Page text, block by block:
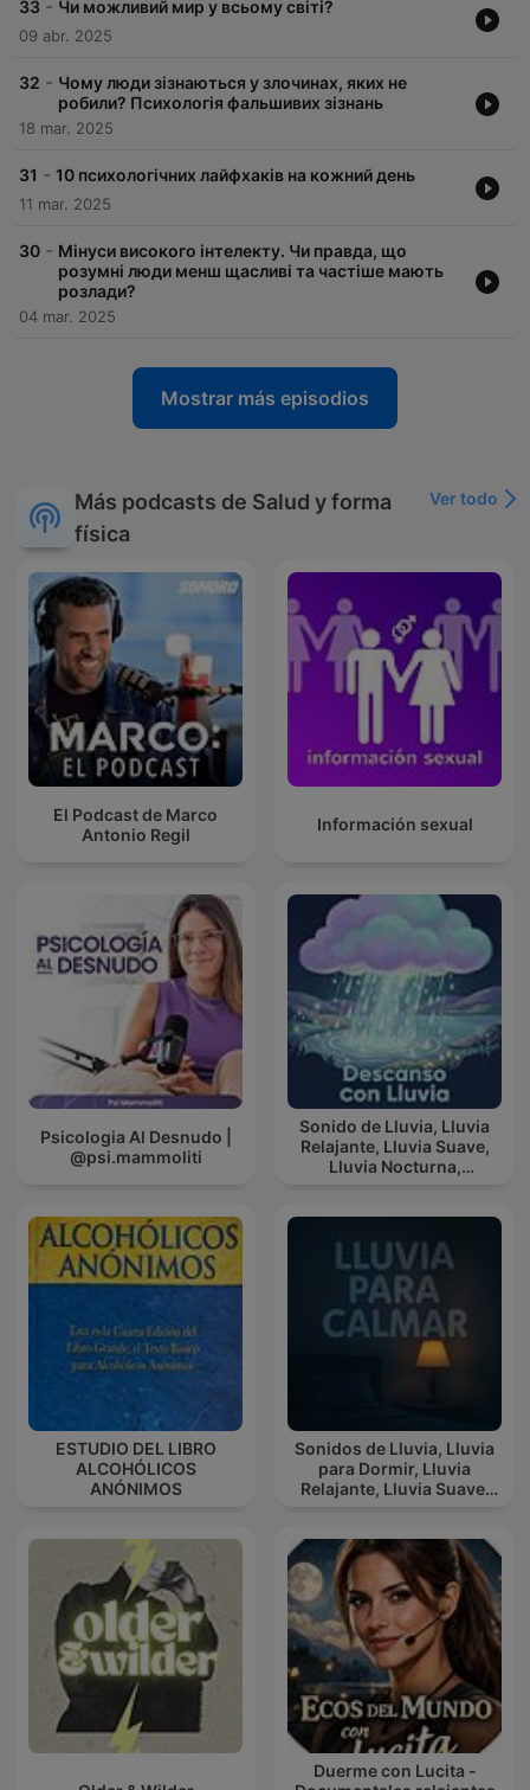
33 - Чи можливий мир у всьому світі?
09 abr. 2025
32 - Чому люди зізнаються у злочинах, яких не
робили? Психологія фальшивих зізнань
18 mar. 2025
31 - 10 психологічних лайфхаків на кожний день
11 mar. 2025
30 - Мінуси високого інтелекту. Чи правда, що
розумні люди менш щасливі та частіше мають
розлади?
04 mar. 2025
Mostrar más episodios
Más podcasts de Salud y forma
física
Ver todo
El Podcast de Marco
Antonio Regil
Información sexual
Psicologia Al Desnudo |
@psi.mammoliti
Sonido de Lluvia, Lluvia
Relajante, Lluvia Suave,
Lluvia Nocturna,
ESTUDIO DEL LIBRO
ALCOHÓLICOS
ANÓNIMOS
Sonidos de Lluvia, Lluvia
para Dormir, Lluvia
Relajante, Lluvia Suave,
Duerme con Lucita -